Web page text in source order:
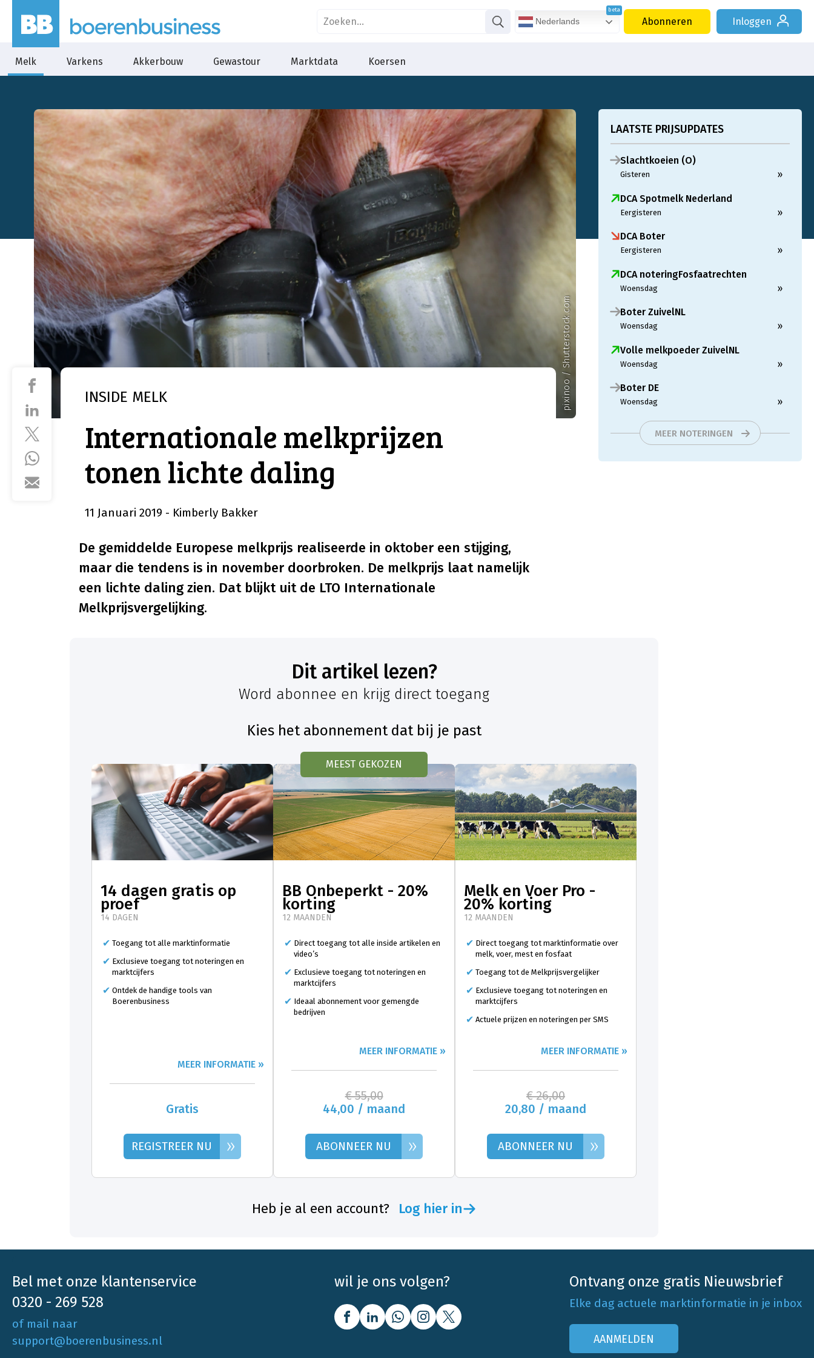
Nederlands Abonneren Inloggen
Melk Varkens Akkerbouw Gewastour Marktdata Koersen
pixinoo / Shutterstock.com
INSIDE MELK
Internationale melkprijzen
tonen lichte daling
11 Januari 2019 - Kimberly Bakker
De gemiddelde Europese melkprijs realiseerde in oktober een stijging,
maar die tendens is in november doorbroken. De melkprijs laat namelijk
een lichte daling zien. Dat blijkt uit de LTO Internationale
Melkprijsvergelijking.
LAATSTE PRIJSUPDATES
Slachtkoeien (O)
Gisteren »
DCA Spotmelk Nederland
Eergisteren »
DCA Boter
Eergisteren »
DCA noteringFosfaatrechten
Woensdag »
Boter ZuivelNL
Woensdag »
Volle melkpoeder ZuivelNL
Woensdag »
Boter DE
Woensdag »
MEER NOTERINGEN
Dit artikel lezen?
Word abonnee en krijg direct toegang
Kies het abonnement dat bij je past
14 dagen gratis op
proef
14 DAGEN
Toegang tot alle marktinformatie
Exclusieve toegang tot noteringen en
marktcijfers
Ontdek de handige tools van
Boerenbusiness
MEER INFORMATIE »
Gratis
REGISTREER NU »
MEEST GEKOZEN
BB Onbeperkt - 20%
korting
12 MAANDEN
Direct toegang tot alle inside artikelen en
video’s
Exclusieve toegang tot noteringen en
marktcijfers
Ideaal abonnement voor gemengde
bedrijven
MEER INFORMATIE »
€ 55,00
44,00 / maand
ABONNEER NU »
Melk en Voer Pro -
20% korting
12 MAANDEN
Direct toegang tot marktinformatie over
melk, voer, mest en fosfaat
Toegang tot de Melkprijsvergelijker
Exclusieve toegang tot noteringen en
marktcijfers
Actuele prijzen en noteringen per SMS
MEER INFORMATIE »
€ 26,00
20,80 / maand
ABONNEER NU »
Heb je al een account? Log hier in
Bel met onze klantenservice
0320 - 269 528
of mail naar
support@boerenbusiness.nl
wil je ons volgen? Ontvang onze gratis Nieuwsbrief
Elke dag actuele marktinformatie in je inbox
AANMELDEN